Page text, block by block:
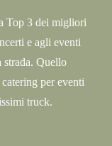
Top 3 dei migliori
e agli eventi
strada. Quello
per eventi
truck.